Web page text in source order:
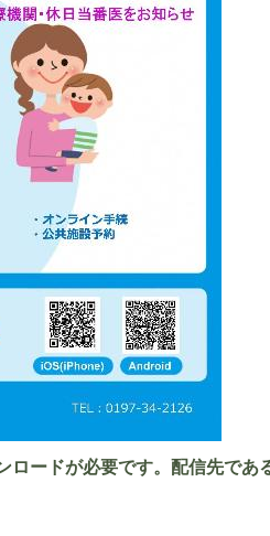
ロードが必要です。配信先であ